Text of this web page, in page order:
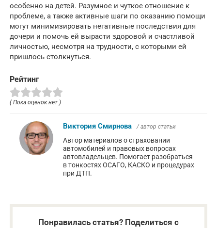
особенно на детей. Разумное и чуткое отношение к
проблеме, а также активные шаги по оказанию помощи
могут минимизировать негативные последствия для
дочери и помочь ей вырасти здоровой и счастливой
личностью, несмотря на трудности, с которыми ей
пришлось столкнуться.
Рейтинг
( Пока оценок нет )
Виктория Смирнова / автор статьи
Автор материалов о страховании
автомобилей и правовых вопросах
автовладельцев. Помогает разобраться
в тонкостях ОСАГО, КАСКО и процедурах
при ДТП.
Понравилась статья? Поделиться с